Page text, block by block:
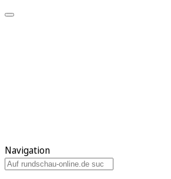
Navigation